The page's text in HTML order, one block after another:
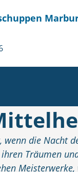
die Nacht
Träumen